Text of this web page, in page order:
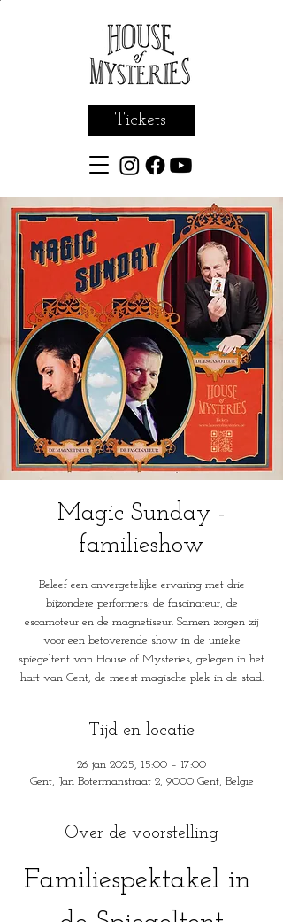
Tickets
Magic Sunday -
familieshow
Beleef een onvergetelijke ervaring met drie
bijzondere performers: de fascinateur, de
escamoteur en de magnetiseur. Samen zorgen zij
voor een betoverende show in de unieke
spiegeltent van House of Mysteries, gelegen in het
hart van Gent, de meest magische plek in de stad.
Tijd en locatie
26 jan 2025, 15:00 – 17:00
Gent, Jan Botermanstraat 2, 9000 Gent, België
Over de voorstelling
Familiespektakel in